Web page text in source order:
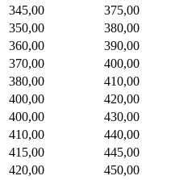
345,00
375,00
350,00
380,00
360,00
390,00
370,00
400,00
380,00
410,00
400,00
420,00
400,00
430,00
410,00
440,00
415,00
445,00
420,00
450,00